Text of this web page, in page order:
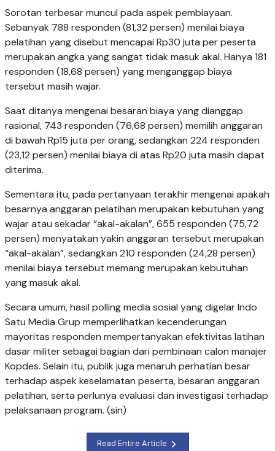
Sorotan terbesar muncul pada aspek pembiayaan.
Sebanyak 788 responden (81,32 persen) menilai biaya
pelatihan yang disebut mencapai Rp30 juta per peserta
merupakan angka yang sangat tidak masuk akal. Hanya 181
responden (18,68 persen) yang menganggap biaya
tersebut masih wajar.
Saat ditanya mengenai besaran biaya yang dianggap
rasional, 743 responden (76,68 persen) memilih anggaran
di bawah Rp15 juta per orang, sedangkan 224 responden
(23,12 persen) menilai biaya di atas Rp20 juta masih dapat
diterima.
Sementara itu, pada pertanyaan terakhir mengenai apakah
besarnya anggaran pelatihan merupakan kebutuhan yang
wajar atau sekadar “akal-akalan”, 655 responden (75,72
persen) menyatakan yakin anggaran tersebut merupakan
“akal-akalan”, sedangkan 210 responden (24,28 persen)
menilai biaya tersebut memang merupakan kebutuhan
yang masuk akal.
Secara umum, hasil polling media sosial yang digelar Indo
Satu Media Grup memperlihatkan kecenderungan
mayoritas responden mempertanyakan efektivitas latihan
dasar militer sebagai bagian dari pembinaan calon manajer
Kopdes. Selain itu, publik juga menaruh perhatian besar
terhadap aspek keselamatan peserta, besaran anggaran
pelatihan, serta perlunya evaluasi dan investigasi terhadap
pelaksanaan program. (sin)
Read Entire Article